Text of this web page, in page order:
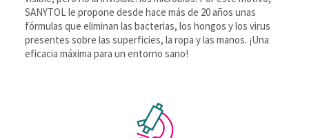
SANYTOL le propone desde hace más de 20 años unas
fórmulas que eliminan las bacterias, los hongos y los virus
presentes sobre las superficies, la ropa y las manos. ¡Una
eficacia máxima para un entorno sano!